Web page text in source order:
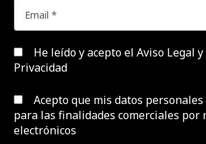
He leído y acepto el Aviso Legal
Privacidad
Acepto que mis datos
para las finalidades comerciales por
electrónicos